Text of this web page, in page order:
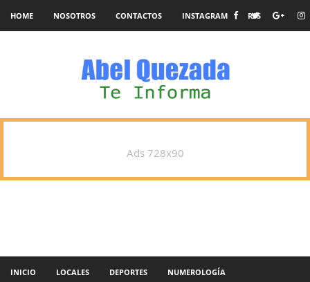
HOME NOSOTROS CONTACTOS INSTAGRAM RSS
Ads 728x90
INICIO LOCALES DEPORTES NUMEROLOGÍA